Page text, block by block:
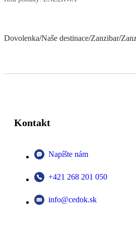
Dovolenka/Naše destinace/Zanzibar/
Kontakt
Napíšte nám
+421 268 201 050
info@cedok.sk